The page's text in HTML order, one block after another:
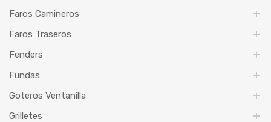
Faros Camineros
Faros Traseros
Fenders
Fundas
Goteros Ventanilla
Grilletes